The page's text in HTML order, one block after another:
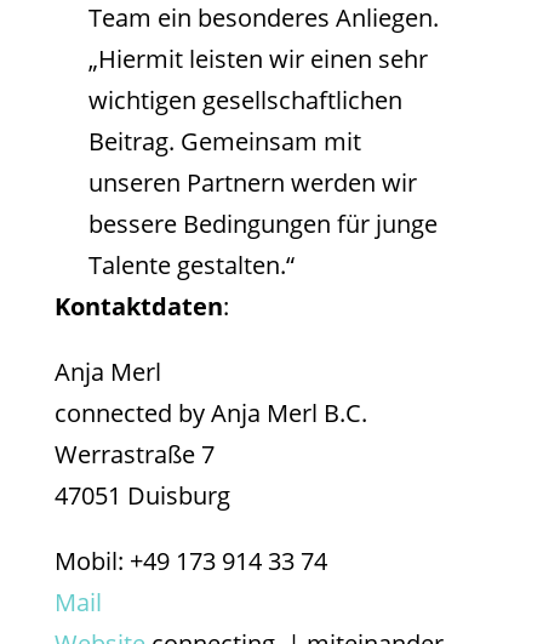
Team ein besonderes Anliegen.
„Hiermit leisten wir einen sehr
wichtigen gesellschaftlichen
Beitrag. Gemeinsam mit
unseren Partnern werden wir
bessere Bedingungen für junge
Talente gestalten.“
Kontaktdaten:
Anja Merl
connected by Anja Merl B.C.
Werrastraße 7
47051 Duisburg
Mobil: +49 173 914 33 74
Mail